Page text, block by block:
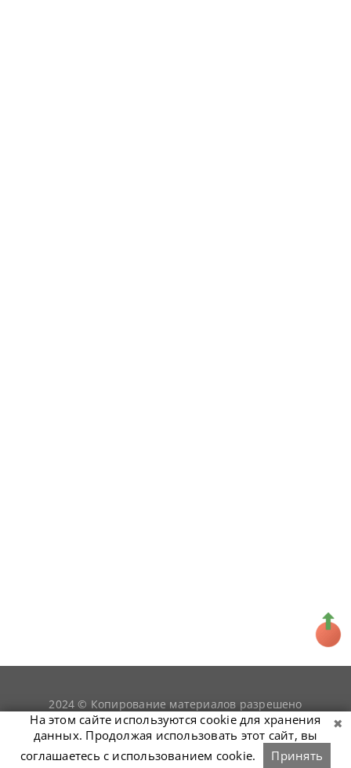
2024 © Копирование материалов разрешено
только при условии гиперссылки наsnookerist.ru
На этом сайте используются cookie для хранения
данных. Продолжая использовать этот сайт, вы
соглашаетесь с использованием cookie.
Принять